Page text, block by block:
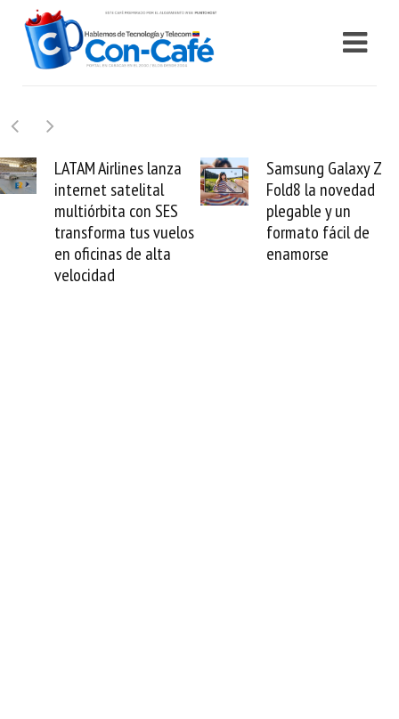
Samsung Galaxy Z
Fold8 la novedad
plegable y un
formato fácil de
enamorse
Cashea
millones de
valida el
venezolano
mundo